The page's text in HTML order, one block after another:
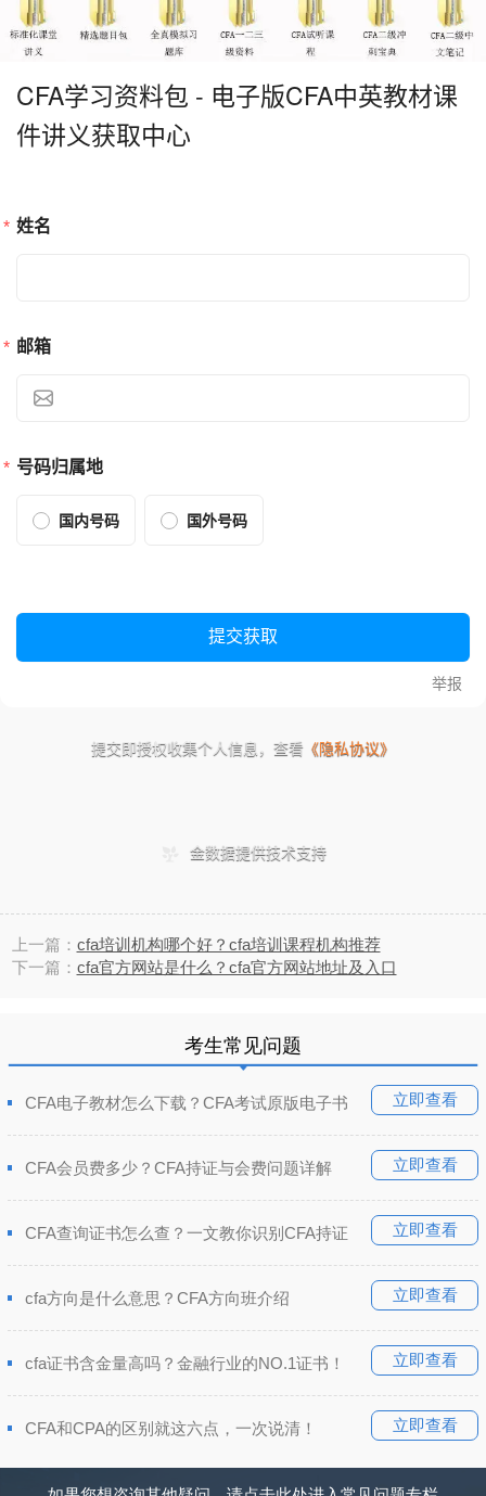
上一篇： cfa培训机构哪个好？cfa培训课程机构推荐
下一篇： cfa官方网站是什么？cfa官方网站地址及入口
考生常见问题
立即查看
CFA电子教材怎么下载？CFA考试原版电子书
立即查看
CFA会员费多少？CFA持证与会费问题详解
立即查看
CFA查询证书怎么查？一文教你识别CFA持证
立即查看
cfa方向是什么意思？CFA方向班介绍
立即查看
cfa证书含金量高吗？金融行业的NO.1证书！
立即查看
CFA和CPA的区别就这六点，一次说清！